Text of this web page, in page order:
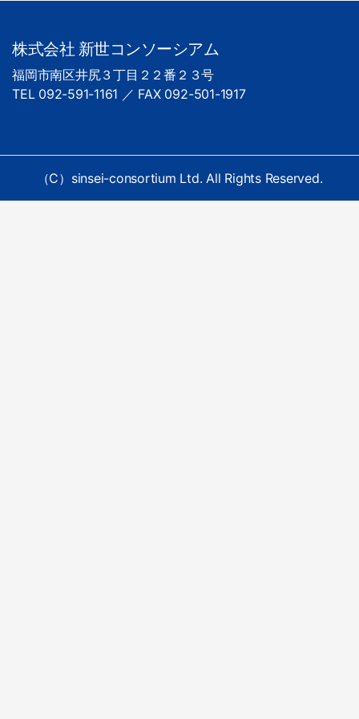
株式会社 新世コンソーシアム
福岡市南区井尻３丁目２２番２３号
TEL 092-591-1161 ／ FAX 092-501-1917
（C）sinsei-consortium Ltd. All Rights Reserved.